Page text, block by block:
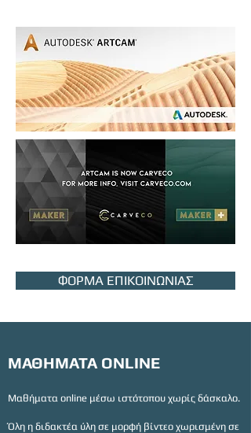
ΦΟΡΜΑ ΕΠΙΚΟΙΝΩΝΙΑΣ
ΜΑΘΗΜΑΤΑ ONLINE
Μαθήματα online μέσω ιστότοπου χωρίς δάσκαλο.
Όλη η διδακτέα ύλη σε μορφή βίντεο χωρισμένη σε